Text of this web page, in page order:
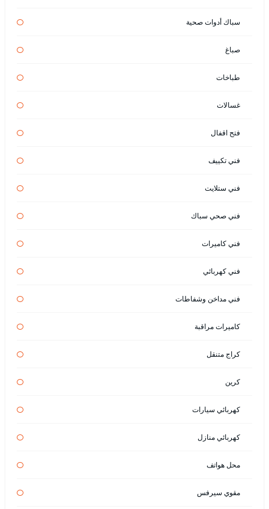
سباك أدوات صحية
صباغ
طباخات
غسالات
فتح اقفال
فني تكييف
فني ستلايت
فني صحي سباك
فني كاميرات
فني كهربائي
فني مداخن وشفاطات
كاميرات مراقبة
كراج متنقل
كرين
كهربائي سيارات
كهربائي منازل
محل هواتف
مقوي سيرفس